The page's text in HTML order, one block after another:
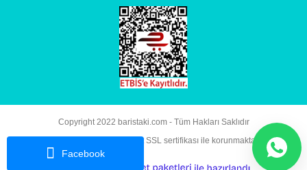
Facebook
Copyright 2022 baristaki.com - Tüm Hakları Saklıdır
Kredi kartı bilgileriniz 256bit SSL sertifikası ile korunmaktadır.
e- ile